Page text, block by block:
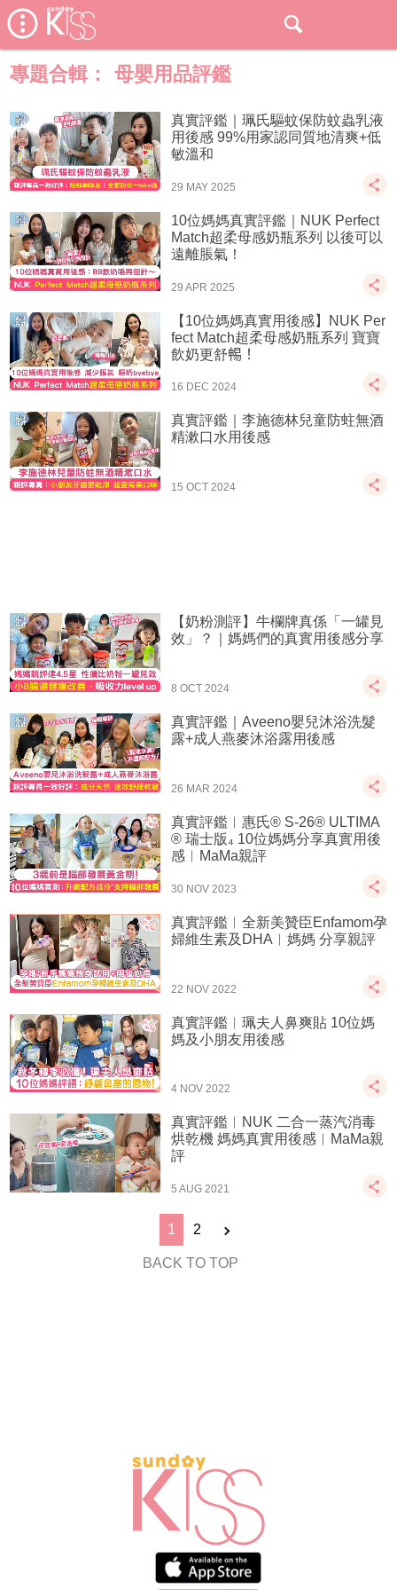
專題合輯： 母嬰用品評鑑
真實評鑑｜珮氏驅蚊保防蚊蟲乳液
用後感 99%用家認同質地清爽+低
敏溫和
29 MAY 2025
10位媽媽真實評鑑｜NUK Perfect
Match超柔母感奶瓶系列 以後可以
遠離脹氣！
29 APR 2025
【10位媽媽真實用後感】NUK Per
fect Match超柔母感奶瓶系列 寶寶
飲奶更舒𣈱！
16 DEC 2024
真實評鑑｜李施德林兒童防蛀無酒
精漱口水用後感
15 OCT 2024
【奶粉測評】牛欄牌真係「一罐見
效」？｜媽媽們的真實用後感分享
8 OCT 2024
真實評鑑｜Aveeno嬰兒沐浴洗髮
露+成人燕麥沐浴露用後感
26 MAR 2024
真實評鑑︱惠氏® S-26® ULTIMA
® 瑞士版₄ 10位媽媽分享真實用後
感︱MaMa親評
30 NOV 2023
真實評鑑︱全新美贊臣Enfamom孕
婦維生素及DHA︱媽媽 分享親評
22 NOV 2022
真實評鑑︱珮夫人鼻爽貼 10位媽
媽及小朋友用後感
4 NOV 2022
真實評鑑︱NUK 二合一蒸汽消毒
烘乾機 媽媽真實用後感︱MaMa親
評
5 AUG 2021
1 2
BACK TO TOP